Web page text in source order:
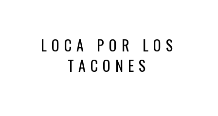
LOCA POR LOS
TACONES